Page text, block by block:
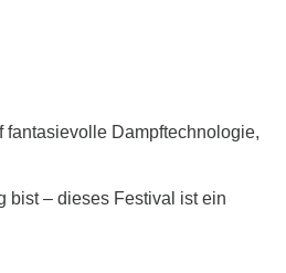
Dampftechnologie,
bist – dieses Festival ist ein